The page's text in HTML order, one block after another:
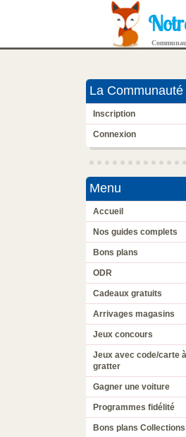
La Communauté
Inscription
Connexion
Menu
Accueil
Nos guides complets
Bons plans
ODR
Cadeaux gratuits
Arrivages magasins
Jeux concours
Jeux avec code/carte à
gratter
Gagner une voiture
Programmes fidélité
Bons plans Collections